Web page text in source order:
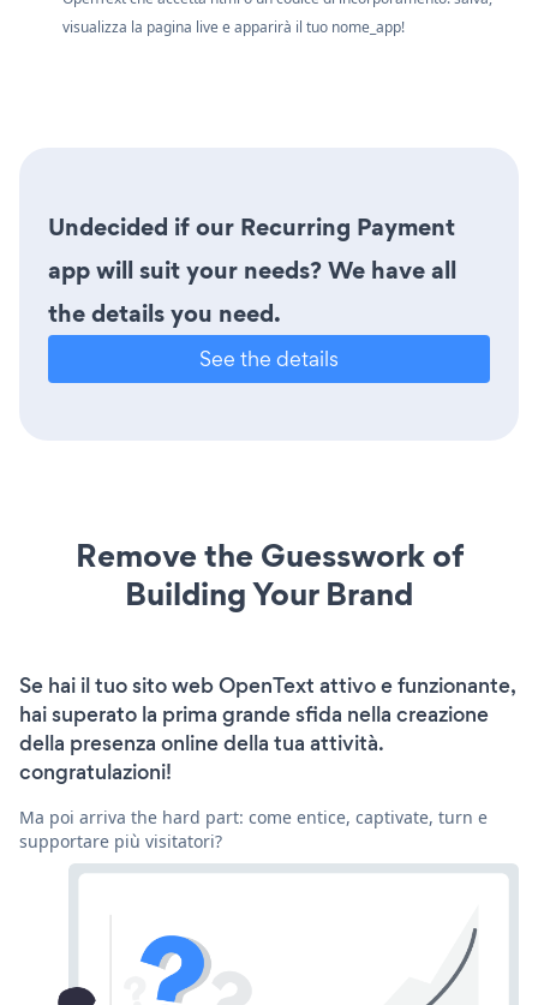
visualizza la pagina live e apparirà il tuo nome_app!
Undecided if our Recurring Payment
app will suit your needs? We have all
the details you need.
See the details
Remove the Guesswork of
Building Your Brand
Se hai il tuo sito web OpenText attivo e funzionante,
hai superato la prima grande sfida nella creazione
della presenza online della tua attività.
congratulazioni!
Ma poi arriva the hard part: come entice, captivate, turn e
supportare più visitatori?